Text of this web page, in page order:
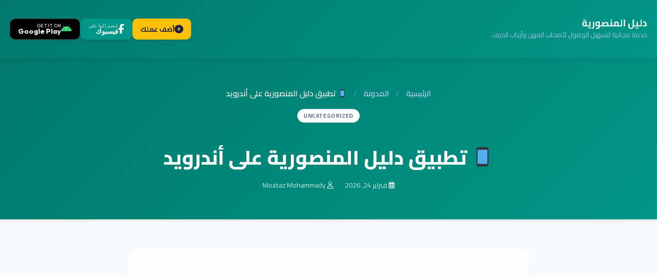
دليل المنصورية
خدمة مجانية لتسهيل الوصول لأصحاب المهن وأرباب الحرف. أضف عملك انضم إلينا على
فيسبوك
GET IT ON
Google Play
الرئيسية / المدونة / تطبيق دليل المنصورية على أندرويد
UNCATEGORIZED
تطبيق دليل المنصورية على أندرويد
فبراير 24, 2026 Moataz Mohammady